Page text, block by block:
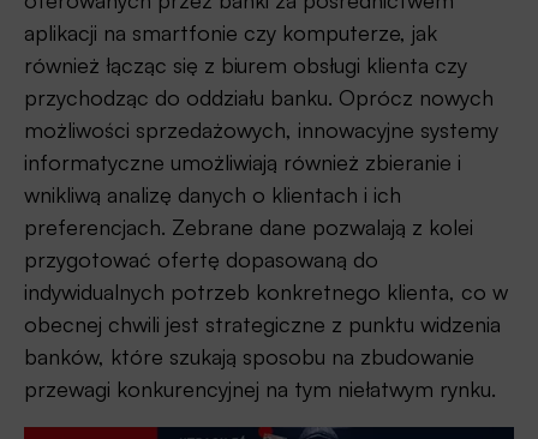
aplikacji na smartfonie czy komputerze, jak
również łącząc się z biurem obsługi klienta czy
przychodząc do oddziału banku. Oprócz nowych
możliwości sprzedażowych, innowacyjne systemy
informatyczne umożliwiają również zbieranie i
wnikliwą analizę danych o klientach i ich
preferencjach. Zebrane dane pozwalają z kolei
przygotować ofertę dopasowaną do
indywidualnych potrzeb konkretnego klienta, co w
obecnej chwili jest strategiczne z punktu widzenia
banków, które szukają sposobu na zbudowanie
przewagi konkurencyjnej na tym niełatwym rynku.